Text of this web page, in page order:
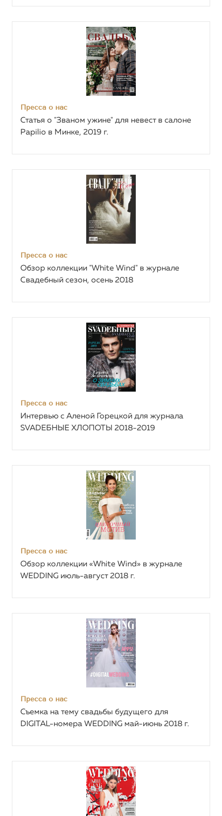
Пресса о нас
Статья о "Званом ужине" для невест в салоне
Papilio в Минке, 2019 г.
Пресса о нас
Обзор коллекции "White Wind" в журнале
Свадебный сезон, осень 2018
Пресса о нас
Интервью с Аленой Горецкой для журнала
SVADЕБНЫЕ ХЛОПОТЫ 2018-2019
Пресса о нас
Обзор коллекции «White Wind» в журнале
WEDDING июль-август 2018 г.
Пресса о нас
Съемка на тему свадьбы будущего для
DIGITAL-номера WEDDING май-июнь 2018 г.